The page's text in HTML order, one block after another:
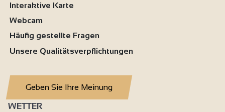
Interaktive Karte
Webcam
Häufig gestellte Fragen
Unsere Qualitätsverpflichtungen
Geben Sie Ihre Meinung
WETTER